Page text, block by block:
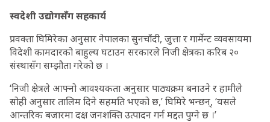
स्वदेशी उद्योगसँग सहकार्य
प्रवक्ता घिमिरेका अनुसार नेपालका सुनचाँदी, जुत्ता र गार्मेन्ट व्यवसायमा
विदेशी कामदारको बाहुल्य घटाउन सरकारले निजी क्षेत्रका करिब २०
संस्थासँग सम्झौता गरेको छ ।
‘निजी क्षेत्रले आफ्नो आवश्यकता अनुसार पाठ्यक्रम बनाउने र हामीले
सोही अनुसार तालिम दिने सहमति भएको छ,’ घिमिरे भन्छन्, ‘यसले
आन्तरिक बजारमा दक्ष जनशक्ति उत्पादन गर्न मद्दत पुग्ने छ ।’